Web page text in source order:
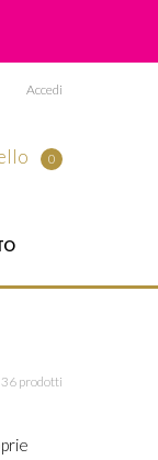
Accedi
0
36 prodotti